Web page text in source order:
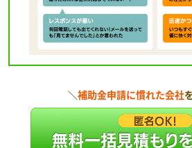
＼補助金申請に慣れた会社